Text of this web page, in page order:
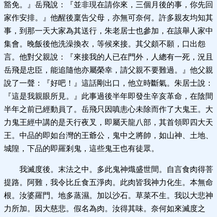
豁免。』岳飛說：『並非現在請你來，三個月後的事，你先回
家作安排。』他醒後稟告父母，亦無可奈何。許多親友均知其
事，到那一天大家為其送行，朱老居士也參加，在該舉人家中
集會。晚飯後他洗澡換衣，等候來接。其父頗不願，口出怨
言。他對父親說：『來接我的人已在門外，人總有一死，況且
岳飛是忠臣，能追隨他亦屬榮幸，請父親不要難過。』他父親
說了一聲：『好吧！』這話剛出口，他立時斷氣。朱居士說：
『這是我親眼所見。』此事過後半年即發生辛亥革命，在陰間
半年之前已經動員了。岳飛只因嗔恚心未除而作了大鬼王。大
力鬼王經中講的是天行夜叉，即屬天龍八部，其首領即四大天
王。中品的即如台灣的王爺公，鬼中之將帥，如山神、土地、
城隍，下品的即羅剎鬼，這些鬼王也有徒眾。
我滅度後。末法之中。多此鬼神熾盛世間。自言食肉得菩
提路。阿難，我令比丘食五淨肉。此肉皆我神力化生。本無命
根。汝婆羅門。地多蒸濕。加以沙石。草菜不生。我以大悲神
力所加。因大慈悲。假名為肉。汝得其味。奈何如來滅度之